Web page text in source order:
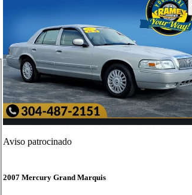
Aviso patrocinado
2007 Mercury Grand Marquis